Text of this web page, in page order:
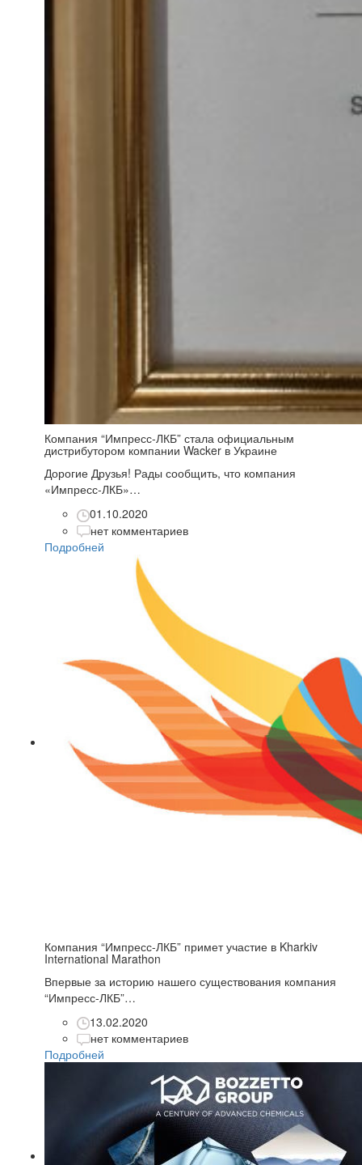
Компания “Импресс-ЛКБ” стала официальным
дистрибутором компании Wacker в Украине
Дорогие Друзья! Рады сообщить, что компания
«Импресс-ЛКБ»…
01.10.2020
нет комментариев
Подробней
Компания “Импресс-ЛКБ” примет участие в Kharkiv
International Marathon
Впервые за историю нашего существования компания
“Импресс-ЛКБ”…
13.02.2020
нет комментариев
Подробней